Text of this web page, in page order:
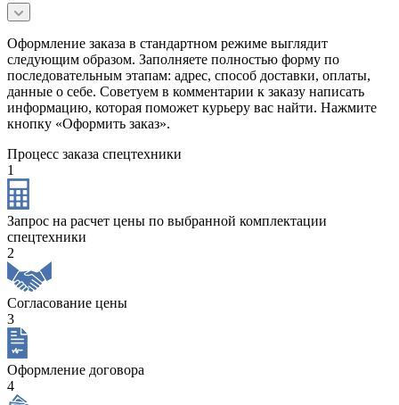
Оформление заказа в стандартном режиме выглядит
следующим образом. Заполняете полностью форму по
последовательным этапам: адрес, способ доставки, оплаты,
данные о себе. Советуем в комментарии к заказу написать
информацию, которая поможет курьеру вас найти. Нажмите
кнопку «Оформить заказ».
Процесс заказа спецтехники
1
Запрос на расчет цены по выбранной комплектации
спецтехники
2
Согласование цены
3
Оформление договора
4